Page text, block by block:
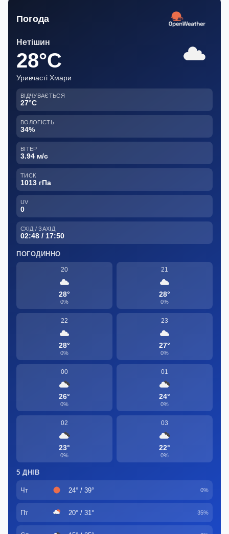
Погода
Нетішин
28°C
Уривчасті Хмари
ВІДЧУВАЄТЬСЯ
27°C
ВОЛОГІСТЬ
34%
ВІТЕР
3.94 м/с
ТИСК
1013 гПа
UV
0
СХІД / ЗАХІД
02:48 / 17:50
ПОГОДИННО
20
28°
0%
21
28°
0%
22
28°
0%
23
27°
0%
00
26°
0%
01
24°
0%
02
23°
0%
03
22°
0%
5 ДНІВ
Чт 24° / 39° 0%
Пт 20° / 31° 35%